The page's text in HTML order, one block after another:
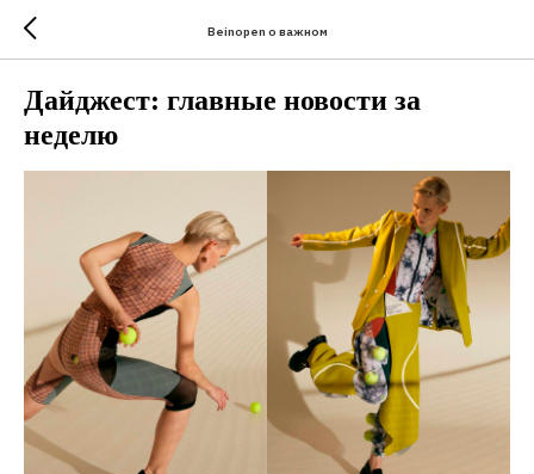
Beinopen о важном
Дайджест: главные новости за
неделю